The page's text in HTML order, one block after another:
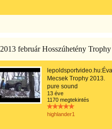
2013 február Hosszúhetény Trophy
Mecsek Trophy 2013.
pure sound
13 éve
1170 megtekintés
highlander1